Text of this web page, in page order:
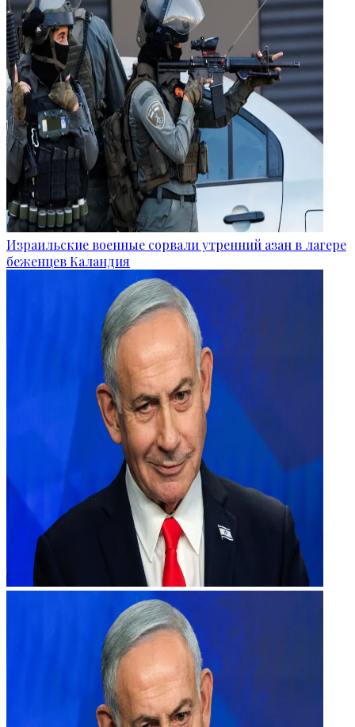
Израильские военные сорвали утренний азан в лагере
беженцев Каландия